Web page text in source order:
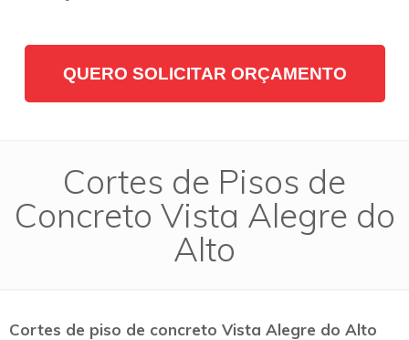
QUERO SOLICITAR ORÇAMENTO
Cortes de Pisos de
Concreto Vista Alegre do
Alto
Cortes de piso de concreto Vista Alegre do Alto